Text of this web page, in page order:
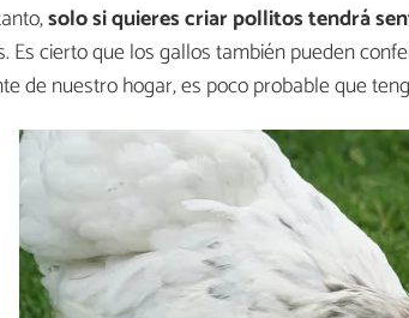
solo si quieres criar pollitos tendrá
Es cierto que los gallos también pueden
de nuestro hogar, es poco probable que